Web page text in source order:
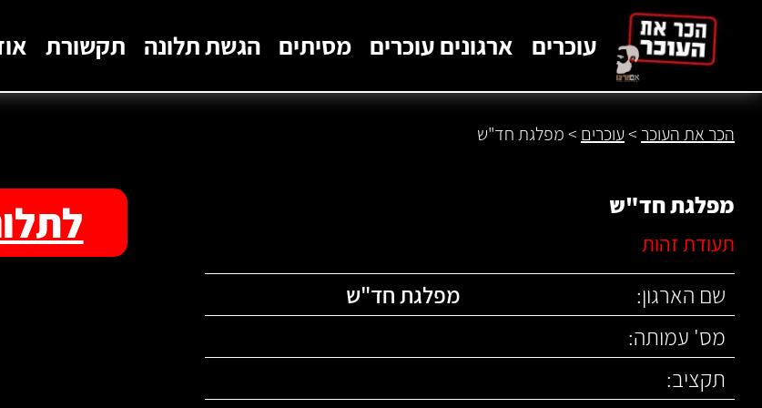
עוכרים ארגונים עוכרים מסיתים הגשת תלונה תקשורת
הכר את העוכר >עוכרים >מפלגת חד"ש
מפלגת חד"ש
תעודת זהות
שם הארגון:
מפלגת חד"ש
מס' עמותה:
תקציב: